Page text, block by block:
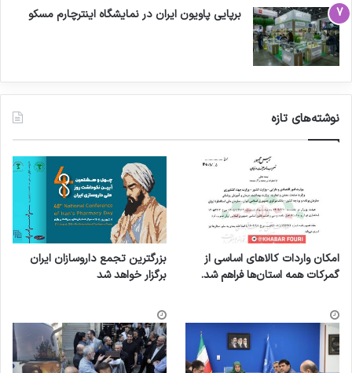
برپایی پاویون ایران در نمایشگاه اینترچارم مسکو
نوشته‌های تازه
امکان واردات کالاهای اساسی از
گمرکات همه استان‌ها فراهم شد.
بزرگترین تجمع داروسازان ایران
برگزار خواهد شد